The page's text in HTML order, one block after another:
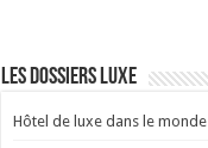
Les dossiers luxe
Hôtel de luxe dans le monde